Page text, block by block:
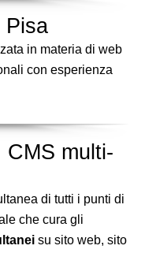
Pisa
in materia di web
con esperienza
CMS multi-
di tutti i punti di
che cura gli
su sito web, sito